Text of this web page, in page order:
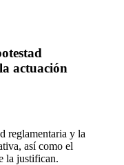
actuación
reglamentaria y la
así como el
la justifican.